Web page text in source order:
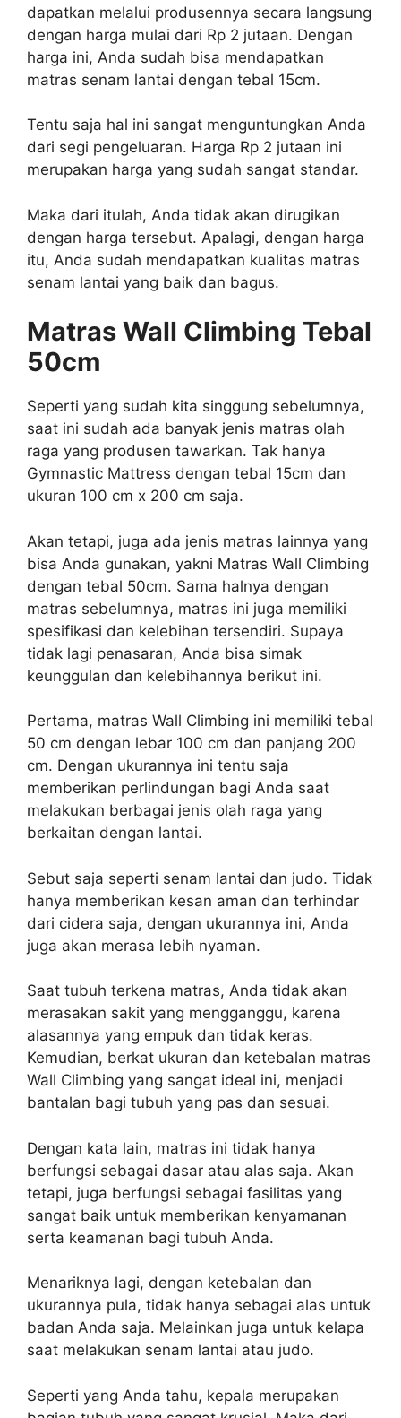
dapatkan melalui produsennya secara langsung
dengan harga mulai dari Rp 2 jutaan. Dengan
harga ini, Anda sudah bisa mendapatkan
matras senam lantai dengan tebal 15cm.
Tentu saja hal ini sangat menguntungkan Anda
dari segi pengeluaran. Harga Rp 2 jutaan ini
merupakan harga yang sudah sangat standar.
Maka dari itulah, Anda tidak akan dirugikan
dengan harga tersebut. Apalagi, dengan harga
itu, Anda sudah mendapatkan kualitas matras
senam lantai yang baik dan bagus.
Matras Wall Climbing Tebal
50cm
Seperti yang sudah kita singgung sebelumnya,
saat ini sudah ada banyak jenis matras olah
raga yang produsen tawarkan. Tak hanya
Gymnastic Mattress dengan tebal 15cm dan
ukuran 100 cm x 200 cm saja.
Akan tetapi, juga ada jenis matras lainnya yang
bisa Anda gunakan, yakni Matras Wall Climbing
dengan tebal 50cm. Sama halnya dengan
matras sebelumnya, matras ini juga memiliki
spesifikasi dan kelebihan tersendiri. Supaya
tidak lagi penasaran, Anda bisa simak
keunggulan dan kelebihannya berikut ini.
Pertama, matras Wall Climbing ini memiliki tebal
50 cm dengan lebar 100 cm dan panjang 200
cm. Dengan ukurannya ini tentu saja
memberikan perlindungan bagi Anda saat
melakukan berbagai jenis olah raga yang
berkaitan dengan lantai.
Sebut saja seperti senam lantai dan judo. Tidak
hanya memberikan kesan aman dan terhindar
dari cidera saja, dengan ukurannya ini, Anda
juga akan merasa lebih nyaman.
Saat tubuh terkena matras, Anda tidak akan
merasakan sakit yang mengganggu, karena
alasannya yang empuk dan tidak keras.
Kemudian, berkat ukuran dan ketebalan matras
Wall Climbing yang sangat ideal ini, menjadi
bantalan bagi tubuh yang pas dan sesuai.
Dengan kata lain, matras ini tidak hanya
berfungsi sebagai dasar atau alas saja. Akan
tetapi, juga berfungsi sebagai fasilitas yang
sangat baik untuk memberikan kenyamanan
serta keamanan bagi tubuh Anda.
Menariknya lagi, dengan ketebalan dan
ukurannya pula, tidak hanya sebagai alas untuk
badan Anda saja. Melainkan juga untuk kelapa
saat melakukan senam lantai atau judo.
Seperti yang Anda tahu, kepala merupakan